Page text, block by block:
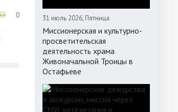
0
31 июль 2026, Пятница
Миссионерская и культурно-
просветительская
деятельность храма
Живоначальной Троицы в
Остафьеве